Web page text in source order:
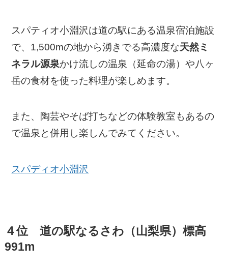
スパティオ小淵沢は道の駅にある温泉宿泊施設
で、1,500mの地から湧きでる高濃度な天然ミ
ネラル源泉かけ流しの温泉（延命の湯）や八ヶ
岳の食材を使った料理が楽しめます。
また、陶芸やそば打ちなどの体験教室もあるの
で温泉と併用し楽しんでみてください。
スパディオ小淵沢
４位 道の駅なるさわ（山梨県）標高
991m